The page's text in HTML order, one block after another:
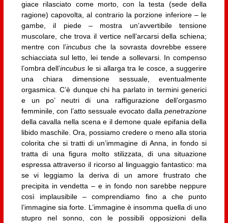
giace rilasciato come morto, con la testa (sede della
ragione) capovolta, al contrario la porzione inferiore – le
gambe, il piede – mostra un’avvertibile tensione
muscolare, che trova il vertice nell’arcarsi della schiena;
mentre con l’incubus che la sovrasta dovrebbe essere
schiacciata sul letto, lei tende a sollevarsi. In compenso
l’ombra dell’incubus le si allarga tra le cosce, a suggerire
una chiara dimensione sessuale, eventualmente
orgasmica. C’è dunque chi ha parlato in termini generici
e un po’ neutri di una raffigurazione dell’orgasmo
femminile, con l’atto sessuale evocato dallapenetrazione
della cavalla nella scena e il demone quale epifania della
libido maschile. Ora, possiamo credere o meno alla storia
colorita che si tratti di un’immagine di Anna, in fondo si
tratta di una figura molto stilizzata, di una situazione
espressa attraverso il ricorso al linguaggio fantastico: ma
se vi leggiamo la deriva di un amore frustrato che
precipita in vendetta – e in fondo non sarebbe neppure
così implausibile – comprendiamo fino a che punto
l’immagine sia forte. L’immagine è insomma quella di uno
stupro nel sonno, con le possibili opposizioni della